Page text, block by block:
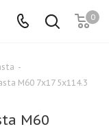
0
-
M60 7x17 5x114.3
M60